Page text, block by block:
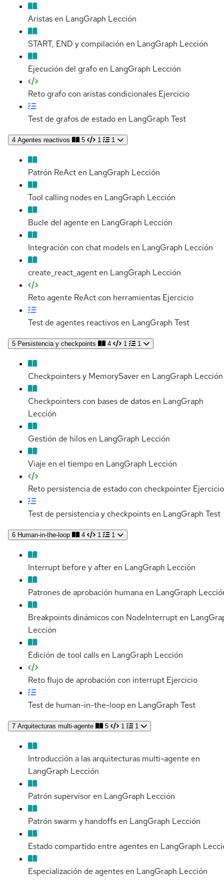
Aristas en LangGraph Lección
START, END y compilación en LangGraph Lección
Ejecución del grafo en LangGraph Lección
Reto grafo con aristas condicionales Ejercicio
Test de grafos de estado en LangGraph Test
4 Agentes reactivos 5 1 1
Patrón ReAct en LangGraph Lección
Tool calling nodes en LangGraph Lección
Bucle del agente en LangGraph Lección
Integración con chat models en LangGraph Lección
create_react_agent en LangGraph Lección
Reto agente ReAct con herramientas Ejercicio
Test de agentes reactivos en LangGraph Test
5 Persistencia y checkpoints 4 1 1
Checkpointers y MemorySaver en LangGraph Lección
Checkpointers con bases de datos en LangGraph
Lección
Gestión de hilos en LangGraph Lección
Viaje en el tiempo en LangGraph Lección
Reto persistencia de estado con checkpointer Ejercicio
Test de persistencia y checkpoints en LangGraph Test
6 Human-in-the-loop 4 1 1
Interrupt before y after en LangGraph Lección
Patrones de aprobación humana en LangGraph
Breakpoints dinámicos con NodeInterrupt en
Lección
Edición de tool calls en LangGraph Lección
Reto flujo de aprobación con interrupt Ejercicio
Test de human-in-the-loop en LangGraph Test
7 Arquitecturas multi-agente 5 1 1
Introducción a las arquitecturas multi-agente en
LangGraph Lección
Patrón supervisor en LangGraph Lección
Patrón swarm y handoffs en LangGraph Lección
Estado compartido entre agentes en LangGraph
Especialización de agentes en LangGraph Lección